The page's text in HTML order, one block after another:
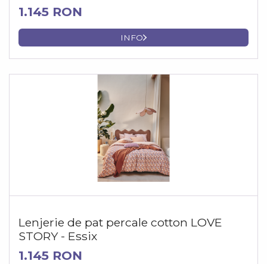
1.145 RON
INFO
Lenjerie de pat percale cotton LOVE
STORY - Essix
1.145 RON